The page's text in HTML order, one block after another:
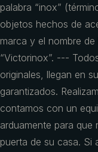
palabra “inox”
objetos hechos de
marca y el nombre
“Victorinox”. ---
originales, llegan en
garantizados.
contamos con un
arduamente para que
puerta de su casa. Si